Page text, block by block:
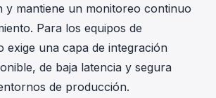
y mantiene un monitoreo continuo
Para los equipos de
exige una capa de integración
de baja latencia y segura
de producción.